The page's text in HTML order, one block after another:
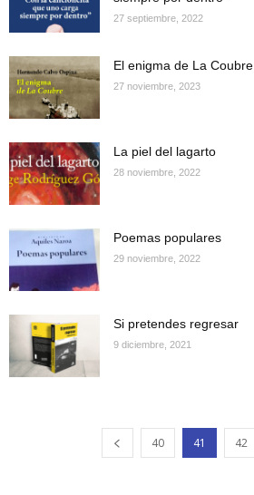
27 septiembre, 2022
El enigma de La Coubre
27 noviembre, 2023
La piel del lagarto
28 noviembre, 2022
Poemas populares
29 noviembre, 2022
Si pretendes regresar
9 diciembre, 2021
40 41 42